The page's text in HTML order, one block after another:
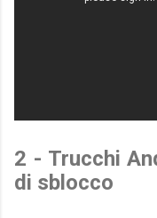
2 - Trucchi
di sblocco